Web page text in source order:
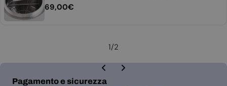
Prezzo
69,00€
1/2
Pagamento e sicurezza
Metodi